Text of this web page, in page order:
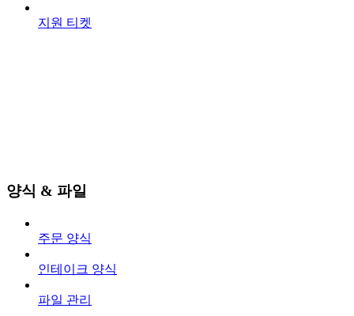
지원 티켓
양식 & 파일
주문 양식
인테이크 양식
파일 관리